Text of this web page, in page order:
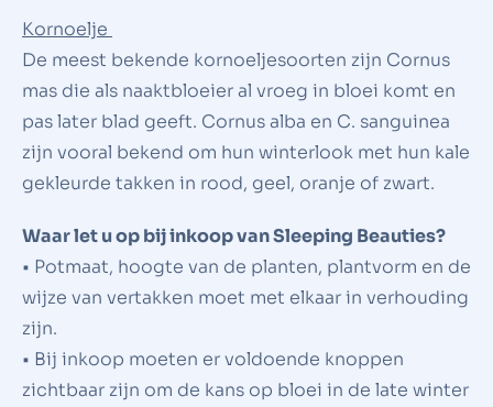
Kornoelje
De meest bekende kornoeljesoorten zijn Cornus
mas die als naaktbloeier al vroeg in bloei komt en
pas later blad geeft. Cornus alba en C. sanguinea
zijn vooral bekend om hun winterlook met hun kale
gekleurde takken in rood, geel, oranje of zwart.
Waar let u op bij inkoop van Sleeping Beauties?
• Potmaat, hoogte van de planten, plantvorm en de
wijze van vertakken moet met elkaar in verhouding
zijn.
• Bij inkoop moeten er voldoende knoppen
zichtbaar zijn om de kans op bloei in de late winter